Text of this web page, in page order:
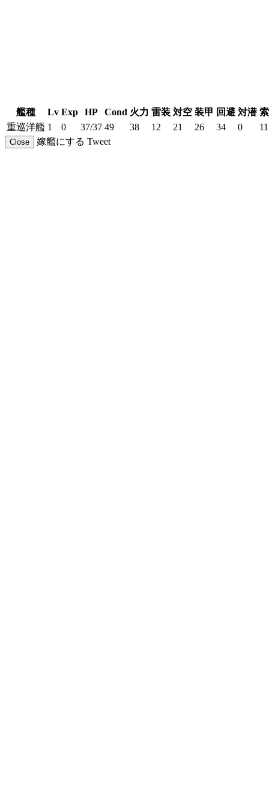
艦種 Lv Exp HP Cond 火力 雷装 対空 装甲 回避 対潜
重巡洋艦 1 0 37/37 49 38 12 21 26 34 0 11
Close 嫁艦にする Tweet